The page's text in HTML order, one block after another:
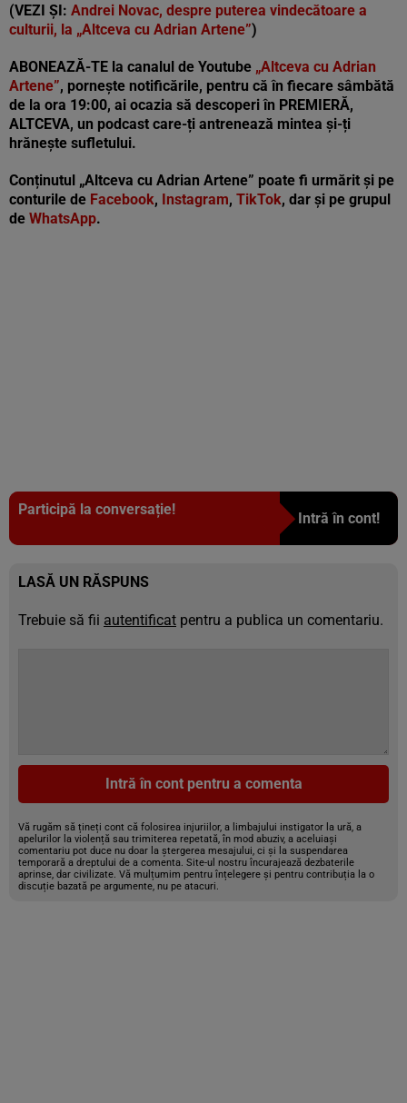
(VEZI ȘI: Andrei Novac, despre puterea vindecătoare a
culturii, la „Altceva cu Adrian Artene”)
ABONEAZĂ-TE la canalul de Youtube „Altceva cu Adrian
Artene”, pornește notificările, pentru că în fiecare sâmbătă
de la ora 19:00, ai ocazia să descoperi în PREMIERĂ,
ALTCEVA, un podcast care-ți antrenează mintea și-ți
hrănește sufletului.
Conținutul „Altceva cu Adrian Artene” poate fi urmărit și pe
conturile de Facebook, Instagram, TikTok, dar și pe grupul
de WhatsApp.
Participă la conversație!
Intră în cont!
LASĂ UN RĂSPUNS
Trebuie să fii autentificat pentru a publica un comentariu.
Intră în cont pentru a comenta
Vă rugăm să țineți cont că folosirea injuriilor, a limbajului instigator la ură, a
apelurilor la violență sau trimiterea repetată, în mod abuziv, a aceluiași
comentariu pot duce nu doar la ștergerea mesajului, ci și la suspendarea
temporară a dreptului de a comenta. Site-ul nostru încurajează dezbaterile
aprinse, dar civilizate. Vă mulțumim pentru înțelegere și pentru contribuția la o
discuție bazată pe argumente, nu pe atacuri.